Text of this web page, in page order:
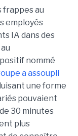
frappes au
employés
IA dans des
nommé
a assoupli
une forme
pouvaient
30 minutes
plus